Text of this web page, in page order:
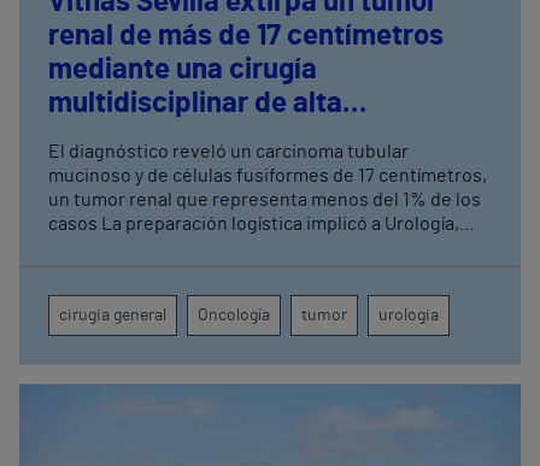
renal de más de 17 centímetros
mediante una cirugía
multidisciplinar de alta
El diagnóstico reveló un carcinoma tubular
mucinoso y de células fusiformes de 17 centímetros,
un tumor renal que representa menos del 1% de los
casos La preparación logística implicó a Urología,
cirugia general Oncología tumor urologia